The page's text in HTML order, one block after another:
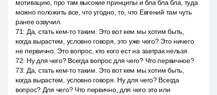
мотивацию, про там высокие принципы и бла бла бла, туда
можно положить все, что угодно, то, что Евгений там чуть
ранее озвучил.
71: Да, стать кем-то таким. Это вот кем мы хотим быть,
когда вырастем, условно говоря, это уже чего? Это ничего
не первично. Это вопрос, кто кого ест на завтрак нельзя.
72: Ну для чего? Всегда вопрос для чего? Что первичное?
73: Да, стать кем-то таким. Это вот кем мы хотим быть,
когда вырастем, условно говоря. Ну для чего? Всегда
вопрос? Для чего? Что первично, для чего это или